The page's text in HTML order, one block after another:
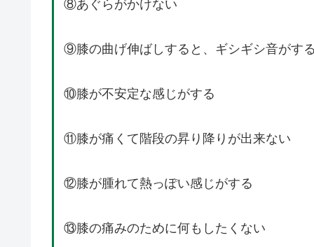
⑧あぐらがかけない
⑨膝の曲げ伸ばしすると、ギシギシ音がす
⑩膝が不安定な感じがする
⑪膝が痛くて階段の昇り降りが出来ない
⑫膝が腫れて熱っぽい感じがする
⑬膝の痛みのために何もしたくない